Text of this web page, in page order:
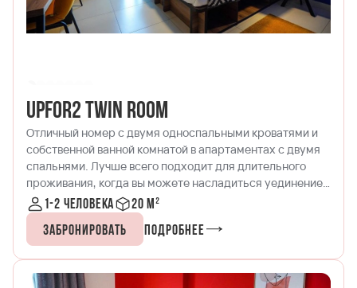
UPfor2 Twin Room
Отличный номер с двумя односпальными кроватями и
собственной ванной комнатой в апартаментах с двумя
спальнями. Лучше всего подходит для длительного
проживания, когда вы можете насладиться уединением
в своей комнате и пообщаться с другом в обеденной
зоне!
1-2 человека
20 м²
Забронировать
Подробнее